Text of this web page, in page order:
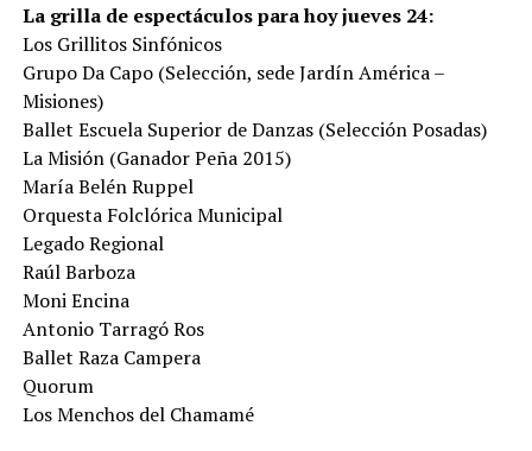
La grilla de espectáculos para hoy jueves 24:
Los Grillitos Sinfónicos
Grupo Da Capo (Selección, sede Jardín América –
Misiones)
Ballet Escuela Superior de Danzas (Selección Posadas)
La Misión (Ganador Peña 2015)
María Belén Ruppel
Orquesta Folclórica Municipal
Legado Regional
Raúl Barboza
Moni Encina
Antonio Tarragó Ros
Ballet Raza Campera
Quorum
Los Menchos del Chamamé